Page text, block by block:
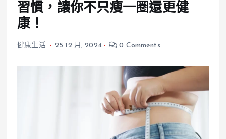
習慣，讓你不只瘦一圈還更健
康！
健康生活 25 12 月, 2024 0 Comments